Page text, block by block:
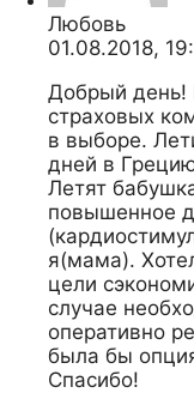
Любовь
01.08.2018,
Добрый день!
страховых
в выборе.
дней в
Летят
повышенное
я(мама).
цели
случае
оперативно
была бы
Спасибо!